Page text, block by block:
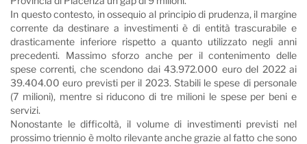
In questo contesto, in ossequio al principio di prudenza, il margine
corrente da destinare a investimenti è di entità trascurabile e
drasticamente inferiore rispetto a quanto utilizzato negli anni
precedenti. Massimo sforzo anche per il contenimento delle
spese correnti, che scendono dai 43.972.000 euro del 2022 ai
39.404.00 euro previsti per il 2023. Stabili le spese di personale
(7 milioni), mentre si riducono di tre milioni le spese per beni e
servizi.
Nonostante le difficoltà, il volume di investimenti previsti nel
prossimo triennio è molto rilevante anche grazie al fatto che sono